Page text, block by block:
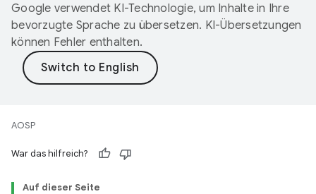
Google verwendet KI-Technologie, um Inhalte in Ihre
bevorzugte Sprache zu übersetzen. KI-Übersetzungen
können Fehler enthalten.
AOSP
War das hilfreich?
Auf dieser Seite